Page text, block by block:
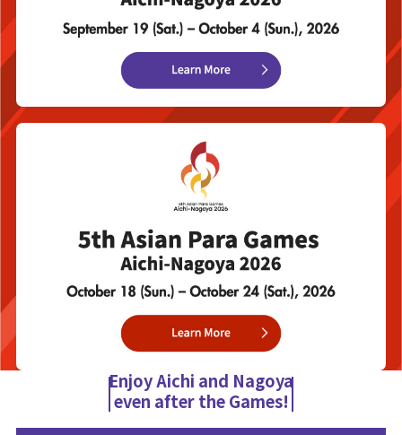
Enjoy Aichi and Nagoya
even after the Games!